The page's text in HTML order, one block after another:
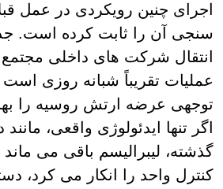
اجرای چنین رویکردی در عمل
سنجی آن را ثابت کرده است.
انتقال شرکت های داخلی
عملیات تقریباً شبانه روزی
توجهی عرضه ارتش روسیه را
اگر تنها ایدئولوژی واقعی،
گذشته، لیبرالیسم باقی می ماند
کنترل واحد را انکار می کرد،